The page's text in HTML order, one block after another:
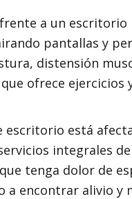
a un
pantallas y
distensión
ofrece
escritorio está
integrales
que tenga dolor de
a encontrar alivio y